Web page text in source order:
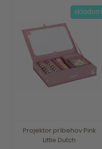
Projektor príbehov Pink
Little Dutch
skladom